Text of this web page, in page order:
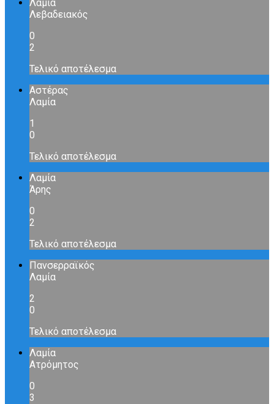
Λαμία
Λεβαδειακός
0
2
Τελικό αποτέλεσμα
Αστέρας
Λαμία
1
0
Τελικό αποτέλεσμα
Λαμία
Άρης
0
2
Τελικό αποτέλεσμα
Πανσερραϊκός
Λαμία
2
0
Τελικό αποτέλεσμα
Λαμία
Ατρόμητος
0
3